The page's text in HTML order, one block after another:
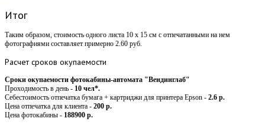
Итог
Таким образом, стоимость одного листа 10 х 15 см с отпечатанными на нем
фотографиями составляет примерно 2.60 руб.
Расчетсроков окупаемости
Сроки окупаемости фотокабины-автомата "Вендинглаб"
Проходимость в день - 10 чел*.
Себестоимость отпечатка бумага + картриджи для принтера Epson - 2.6 р.
Цена отпечатка для клиента - 200 р.
Цена фотокабины - 188900 р.